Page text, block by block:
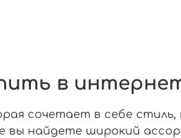
в
сочетает в себе
вы найдете широкий